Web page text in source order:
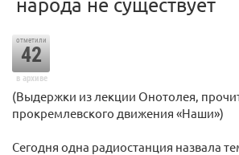
отметили
42
в архиве
(Выдержки из лекции Онотолея,
прокремлевского движения «Наши»)
Сегодня одна радиостанция назвала